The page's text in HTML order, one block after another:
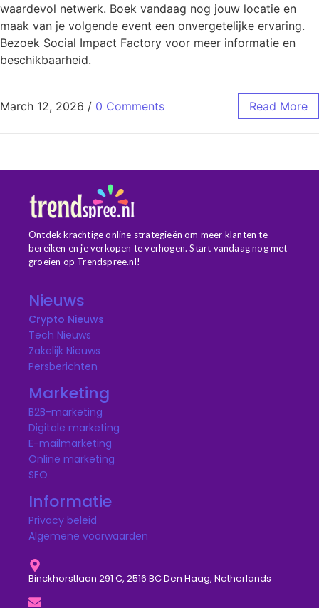
waardevol netwerk. Boek vandaag nog jouw locatie en
maak van je volgende event een onvergetelijke ervaring.
Bezoek Social Impact Factory voor meer informatie en
beschikbaarheid.
March 12, 2026 / 0 Comments Read More
Ontdek krachtige online strategieën om meer klanten te
bereiken en je verkopen te verhogen. Start vandaag nog met
groeien op Trendspree.nl!
Nieuws
Crypto Nieuws
Tech Nieuws
Zakelijk Nieuws
Persberichten
Marketing
B2B-marketing
Digitale marketing
E-mailmarketing
Online marketing
SEO
Informatie
Privacy beleid
Algemene voorwaarden
Binckhorstlaan 291 C, 2516 BC Den Haag, Netherlands